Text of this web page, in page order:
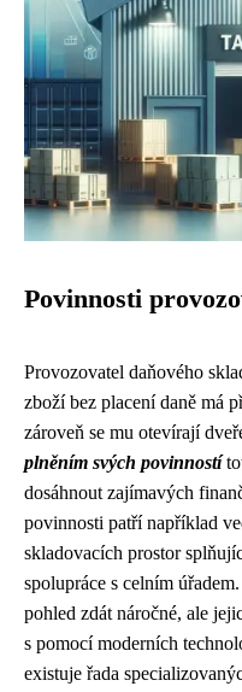
Povinnosti
Provozovatel daňového
zboží bez placení daně má
zároveň se mu otevírají
plněním svých povinností
dosáhnout zajímavých
povinnosti patří například
skladovacích prostor
spolupráce s celním
pohled zdát náročné, ale
s pomocí moderních
existuje řada